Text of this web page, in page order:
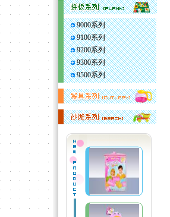
9000系列
9100系列
9200系列
9300系列
9500系列